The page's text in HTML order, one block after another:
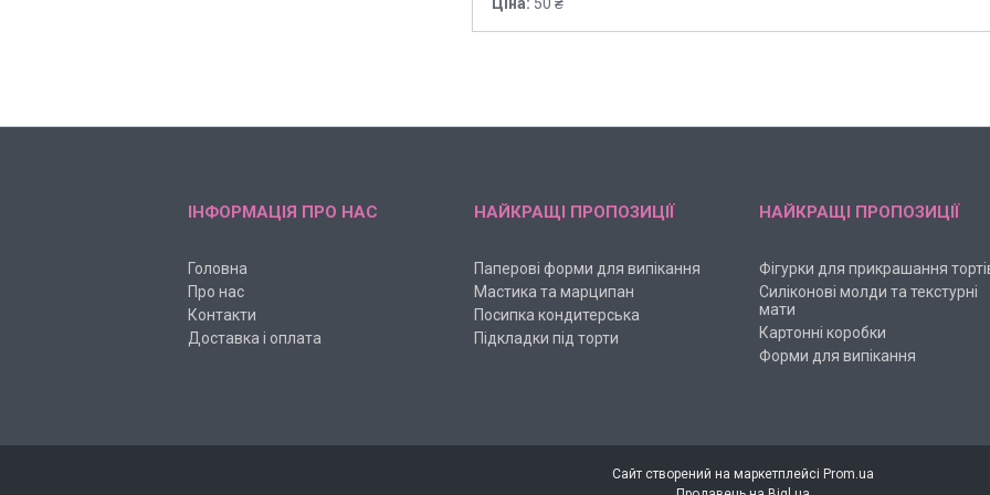
ІНФОРМАЦІЯ ПРО НАС
Головна
Про нас
Контакти
Доставка і оплата
НАЙКРАЩІ ПРОПОЗИЦІЇ
Паперові форми для випікання
Мастика та марципан
Посипка кондитерська
Підкладки під торти
НАЙКРАЩІ ПРОПОЗИЦІЇ
Фігурки для прикрашання
Силіконові молди та текстурні
мати
Картонні коробки
Форми для випікання
Сайт створений на маркетплейсі Prom.ua